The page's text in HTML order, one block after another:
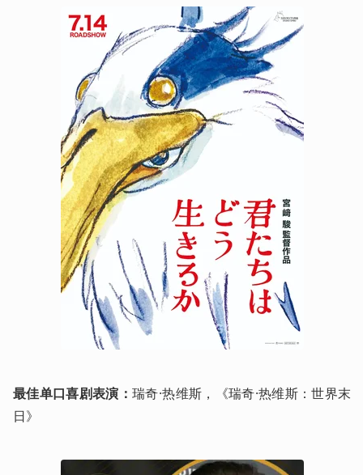
最佳单口喜剧表演：瑞奇·热维斯，《瑞奇·热维斯：世界末
日》